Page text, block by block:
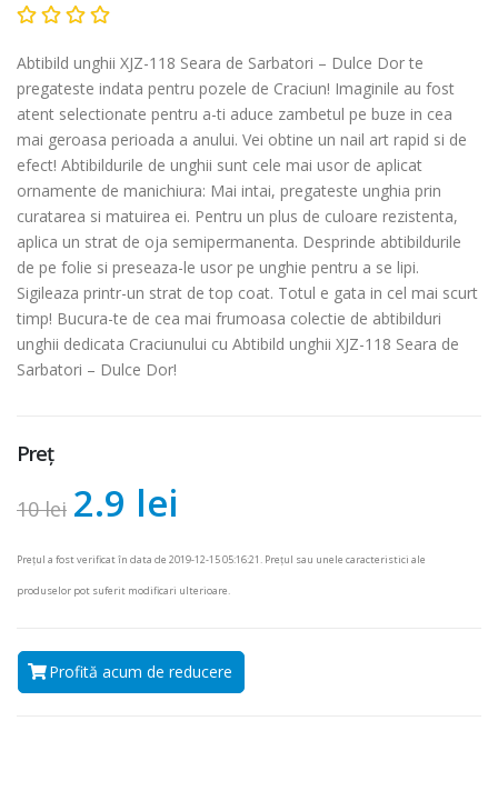
Abtibild unghii XJZ-118 Seara de Sarbatori – Dulce Dor te
pregateste indata pentru pozele de Craciun! Imaginile au fost
atent selectionate pentru a-ti aduce zambetul pe buze in cea
mai geroasa perioada a anului. Vei obtine un nail art rapid si de
efect! Abtibildurile de unghii sunt cele mai usor de aplicat
ornamente de manichiura: Mai intai, pregateste unghia prin
curatarea si matuirea ei. Pentru un plus de culoare rezistenta,
aplica un strat de oja semipermanenta. Desprinde abtibildurile
de pe folie si preseaza-le usor pe unghie pentru a se lipi.
Sigileaza printr-un strat de top coat. Totul e gata in cel mai scurt
timp! Bucura-te de cea mai frumoasa colectie de abtibilduri
unghii dedicata Craciunului cu Abtibild unghii XJZ-118 Seara de
Sarbatori – Dulce Dor!
Preț
10 lei 2.9 lei
Prețul a fost verificat în data de 2019-12-15 05:16:21. Prețul sau unele caracteristici ale
produselor pot suferit modificari ulterioare.
Profită acum de reducere